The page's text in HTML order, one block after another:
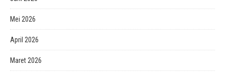
Mei 2026
April 2026
Maret 2026